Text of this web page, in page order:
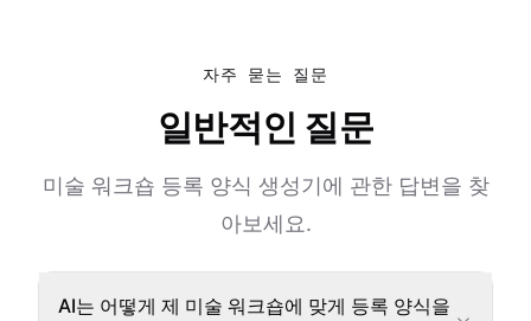
자주 묻는 질문
일반적인 질문
미술 워크숍 등록 양식 생성기에 관한 답변을 찾
아보세요.
AI는 어떻게 제 미술 워크숍에 맞게 등록 양식을